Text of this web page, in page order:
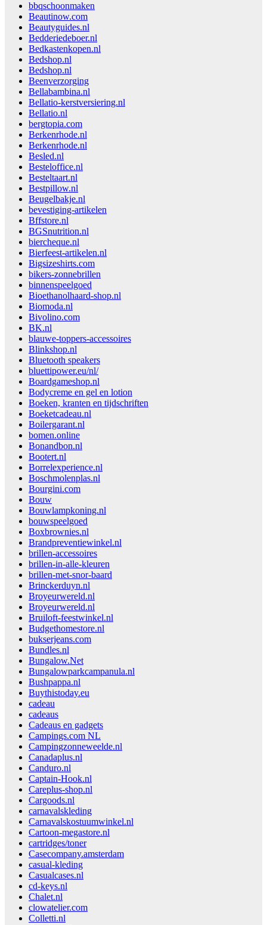
bbqschoonmaken
Beautinow.com
Beautyguides.nl
Bedderiedeboer.nl
Bedkastenkopen.nl
Bedshop.nl
Bedshop.nl
Beenverzorging
Bellabambina.nl
Bellatio-kerstversiering.nl
Bellatio.nl
bergtopia.com
Berkenrhode.nl
Berkenrhode.nl
Besled.nl
Besteloffice.nl
Besteltaart.nl
Bestpillow.nl
Beugelbakje.nl
bevestiging-artikelen
Bffstore.nl
BGSnutrition.nl
biercheque.nl
Bierfeest-artikelen.nl
Bigsizeshirts.com
bikers-zonnebrillen
binnenspeelgoed
Bioethanolhaard-shop.nl
Biomoda.nl
Bivolino.com
BK.nl
blauwe-toppers-accessoires
Blinkshop.nl
Bluetooth speakers
bluettipower.eu/nl/
Boardgameshop.nl
Bodycreme en gel en lotion
Boeken, kranten en tijdschriften
Boeketcadeau.nl
Boilergarant.nl
bomen.online
Bonandbon.nl
Bootert.nl
Borrelexperience.nl
Boschmolenplas.nl
Bourgini.com
Bouw
Bouwlampkoning.nl
bouwspeelgoed
Boxbrownies.nl
Brandpreventiewinkel.nl
brillen-accessoires
brillen-in-alle-kleuren
brillen-met-snor-baard
Brinckerduyn.nl
Broyeurwereld.nl
Broyeurwereld.nl
Bruiloft-feestwinkel.nl
Budgethomestore.nl
bukserjeans.com
Bundles.nl
Bungalow.Net
Bungalowparkcampanula.nl
Bushpappa.nl
Buythistoday.eu
cadeau
cadeaus
Cadeaus en gadgets
Campings.com NL
Campingzonneweelde.nl
Canadaplus.nl
Canduro.nl
Captain-Hook.nl
Careplus-shop.nl
Cargoods.nl
carnavalskleding
Carnavalskostuumwinkel.nl
Cartoon-megastore.nl
cartridges/toner
Casecompany.amsterdam
casual-kleding
Casualcases.nl
cd-keys.nl
Chalet.nl
clowatelier.com
Colletti.nl